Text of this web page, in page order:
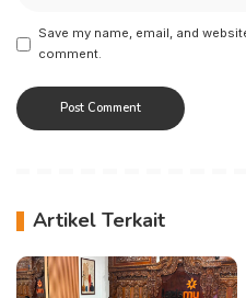
Save my name, email, and
comment.
Artikel Terkait